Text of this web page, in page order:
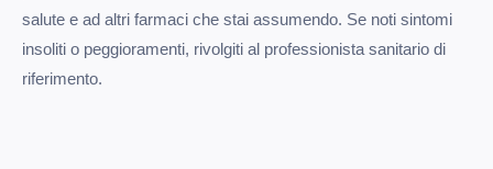
salute e ad altri farmaci che stai assumendo. Se noti sintomi
insoliti o peggioramenti, rivolgiti al professionista sanitario di
riferimento.